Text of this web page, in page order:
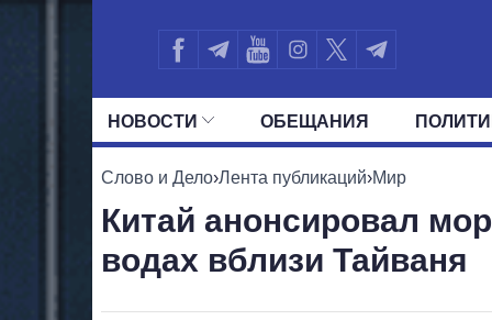
НОВОСТИ ОБЕЩАНИЯ
ВСЕ ПОЛИТИКИ ПРЕЗИДЕНТ И
Слово и Дело›Лента публикаций›Мир
Китай анонсировал
водах вблизи Тайваня